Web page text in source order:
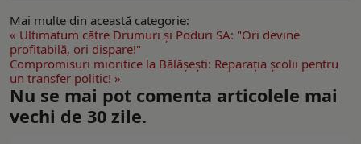
Mai multe din această categorie:
« Ultimatum către Drumuri şi Poduri SA: "Ori devine
profitabilă, ori dispare!"
Compromisuri mioritice la Bălăşeşti: Reparaţia şcolii pentru
un transfer politic! »
Nu se mai pot comenta articolele mai
vechi de 30 zile.